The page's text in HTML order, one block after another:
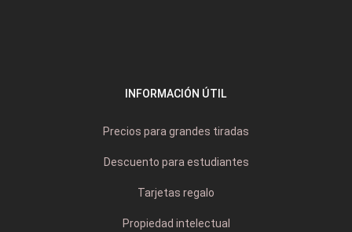
INFORMACIÓN ÚTIL
Precios para grandes tiradas
Descuento para estudiantes
Tarjetas regalo
Propiedad intelectual